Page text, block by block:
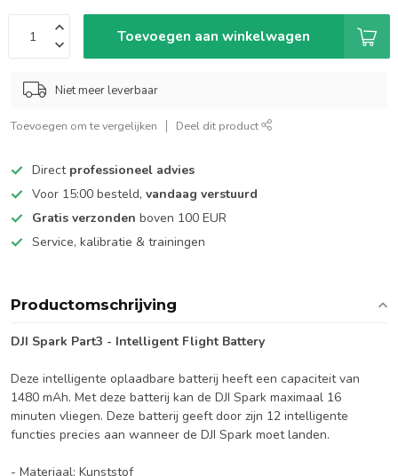
Toevoegen aan winkelwagen
Niet meer leverbaar
Toevoegen om te vergelijken Deel dit product
Direct professioneel advies
Voor 15:00 besteld, vandaag verstuurd
Gratis verzonden boven 100 EUR
Service, kalibratie & trainingen
Productomschrijving
DJI Spark Part3 - Intelligent Flight Battery
Deze intelligente oplaadbare batterij heeft een capaciteit van
1480 mAh. Met deze batterij kan de DJI Spark maximaal 16
minuten vliegen. Deze batterij geeft door zijn 12 intelligente
functies precies aan wanneer de DJI Spark moet landen.
- Materiaal: Kunststof